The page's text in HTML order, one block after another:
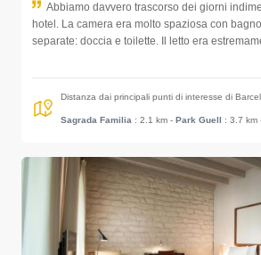
Abbiamo davvero trascorso dei giorni
hotel. La camera era molto spaziosa con
separate: doccia e toilette. Il letto era
Distanza dai principali punti di interesse di
Sagrada Familia : 2.1 km - Park Guell : 3.7 km